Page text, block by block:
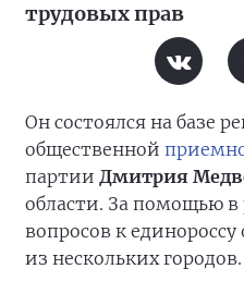
трудовых прав
Он состоялся на базе
общественной
партии Дмитрия
области. За помощью
вопросов к
из нескольких городов.